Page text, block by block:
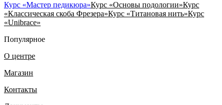
Курс «Мастер педикюра»Курс «Основы подологии»Курс
«Классическая скоба Фрезера»Курс «Титановая нить»Курс
«Unibrace»
Популярное
О центре
Магазин
Контакты